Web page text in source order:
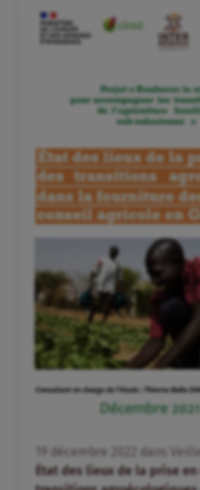
décembre dans
Veille
État des lieux de la prise